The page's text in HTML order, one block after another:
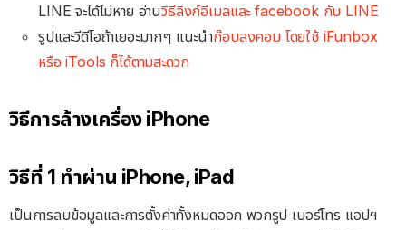
LINE จะได้ไม่หาย อ่านวิธีลิงก์อีเมลและ facebook กับ LINE
รูปและวีดีโอถ้าเยอะมากๆ แนะนำก๊อบลงคอม โดยใช้ iFunbox
หรือ iTools ก็ได้ตามสะดวก
วิธีการล้างเครื่อง iPhone
วิธีที่ 1 ทำผ่าน iPhone, iPad
เป็นการลบข้อมูลและการตั้งค่าทั้งหมดออก พวกรูป เบอร์โทร แอปฯ